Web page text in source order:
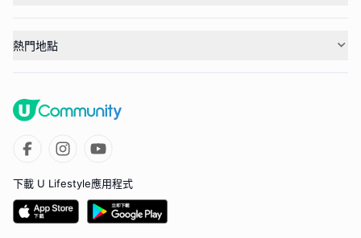
熱門地點
下載 U Lifestyle應用程式